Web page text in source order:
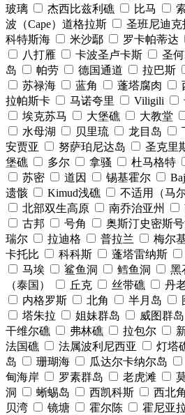
玻璃
杰西比兹利礁 比马
波（Cape）道格拉斯
圣班尼迪克
科特斯海
米沙鄢 罗卡帕蒂达
八打雁
卡波圣卢卡斯 圣
岛
帕劳 德国通道 拉巴斯
苏禄海
蓝角 蓬塔腐肉
拉帕斯卡
马诺夸里 Viligili
埃克苏马
大堡礁 大教堂
水母湖
贝里琉 龙目岛
安贾亚
努萨珀尼达岛 圣克里
堡礁
多尔 拿骚 杜马格特
苏密
道因 锡基霍尔
遗骸
Kimud浅礁 不适用（马
北部双生高原
南乔治亚州
古邦
号角 奥斯汀史密斯
瑞尔
拉迪格 普拉兰 梅尔
卡托比
科科斯 蓬塔雷纳斯
马埃
鲨鱼洞 鳕鱼洞 黑
（泰国）
丘克 丝带礁 丹
内格罗斯
北角 半月岛
塔朱拉
姐妹群岛 威图群岛
干维尔礁
弗林礁 拉包尔
法国礁
法属波利尼西亚 灯塔
岛
珊瑚海 瓜达尔卡纳尔岛
甸海岸
罗素群岛 老虎滩
洞
蜥蜴岛 西凯科斯 西北角
贝湾
镜塘 霍尔陈 霍尼亚